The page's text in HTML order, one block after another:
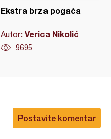
Ekstra brza pogača
Autor: Verica Nikolić
9695
Postavite komentar